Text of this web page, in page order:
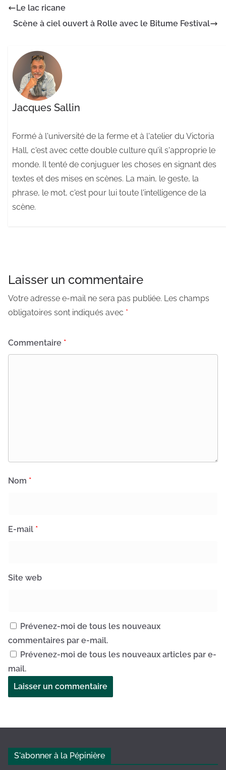
Le lac ricane
Scène à ciel ouvert à Rolle avec le Bitume Festival
Jacques Sallin
Formé à l'université de la ferme et à l'atelier du Victoria
Hall, c'est avec cette double culture qu’il s'approprie le
monde. Il tenté de conjuguer les choses en signant des
textes et des mises en scènes. La main, le geste, la
phrase, le mot, c'est pour lui toute l'intelligence de la
scène.
Laisser un commentaire
Votre adresse e-mail ne sera pas publiée. Les champs
obligatoires sont indiqués avec *
Commentaire *
Nom *
E-mail *
Site web
Prévenez-moi de tous les nouveaux
commentaires par e-mail.
Prévenez-moi de tous les nouveaux articles par e-
mail.
e
S'abonner à la Pépinière